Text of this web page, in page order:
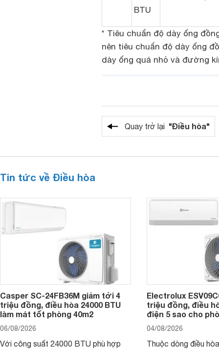
BTU
* Tiêu chuẩn độ dày ống
nên tiêu chuẩn độ dày ống
dày ống quá nhỏ và đường
Quay trở lại "Điều hòa"
Tin tức về Điều hòa
Casper SC-24FB36M giảm tới 4
triệu đồng, điều hòa 24000 BTU
làm mát tốt phòng 40m2
06/08/2026
Với công suất 24000 BTU phù hợp
Electrolux
triệu đồng, điều
điện 5 sao cho
04/08/2026
Thuộc dòng điều